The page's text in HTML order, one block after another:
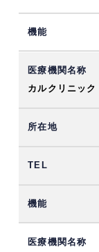
カルクリニック